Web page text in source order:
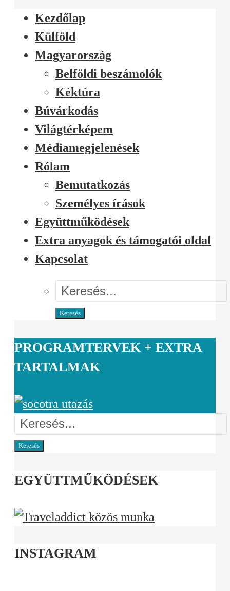
Kezdőlap
Külföld
Magyarország
Belföldi beszámolók
Kéktúra
Búvárkodás
Világtérképem
Médiamegjelenések
Rólam
Bemutatkozás
Személyes írások
Együttműködések
Extra anyagok és támogatói oldal
Kapcsolat
Keresés
PROGRAMTERVEK + EXTRA
TARTALMAK
Keresés
EGYÜTTMŰKÖDÉSEK
INSTAGRAM